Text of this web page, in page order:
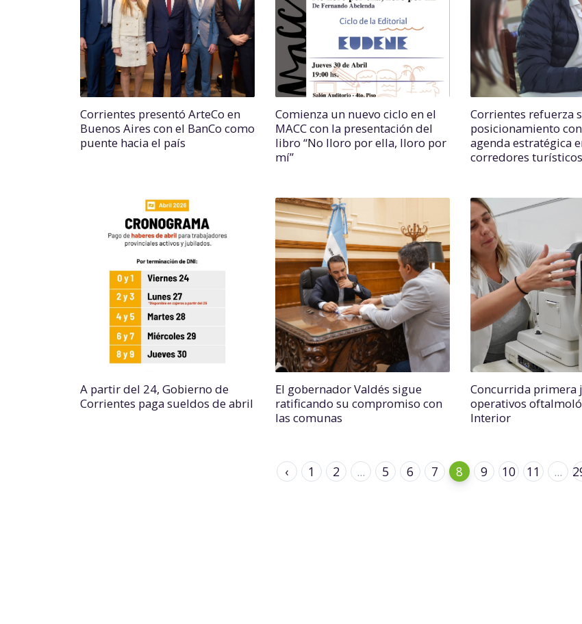
Corrientes presentó ArteCo en
Buenos Aires con el BanCo como
puente hacia el país
Comienza un nuevo ciclo en el
MACC con la presentación del
libro “No lloro por ella, lloro por
mí”
Corrientes refuerza
posicionamiento
agenda estratégica
corredores turísticos
A partir del 24, Gobierno de
Corrientes paga sueldos de abril
El gobernador Valdés sigue
ratificando su compromiso con
las comunas
Concurrida primera
operativos
Interior
‹ 1 2 ... 5 6 7 8 9 10 11 ...